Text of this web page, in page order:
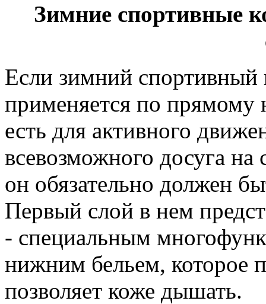
Зимние спортивные
Если зимний спортивный
применяется по прямому
есть для активного
всевозможного досуга на
он обязательно должен
Первый слой в нем
- специальным
нижним бельем, которое
позволяет коже дышать.